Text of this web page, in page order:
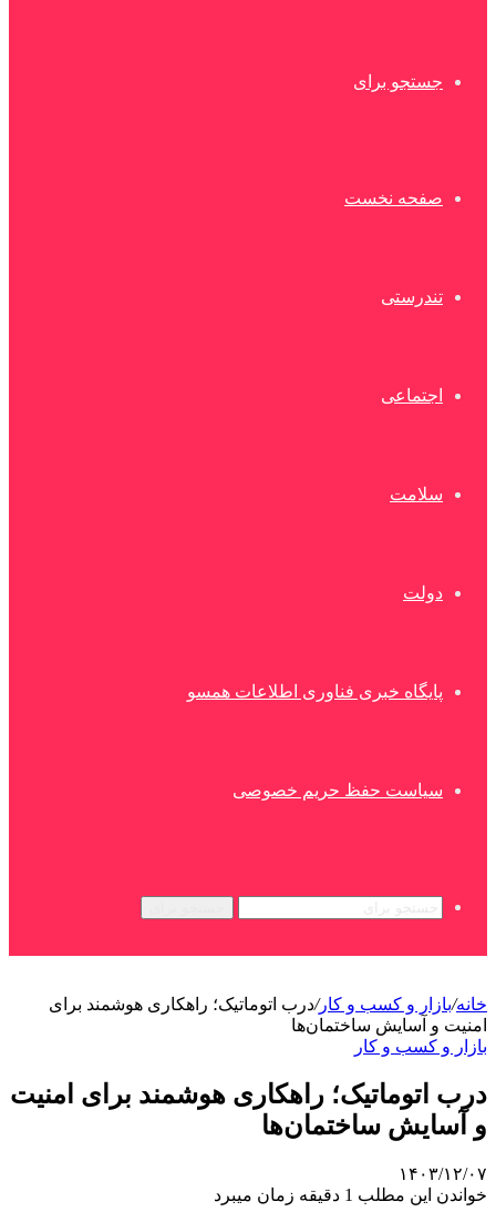
جستجو برای
صفحه نخست
تندرستی
اجتماعی
سلامت
دولت
پایگاه خبری فناوری اطلاعات همسو
سیاست حفظ حریم خصوصی
خانه/بازار و کسب و کار/درب اتوماتیک؛ راهکاری هوشمند برای
امنیت و آسایش ساختمان‌ها
بازار و کسب و کار
درب اتوماتیک؛ راهکاری هوشمند برای امنیت
و آسایش ساختمان‌ها
۱۴۰۳/۱۲/۰۷
خواندن این مطلب 1 دقیقه زمان میبرد